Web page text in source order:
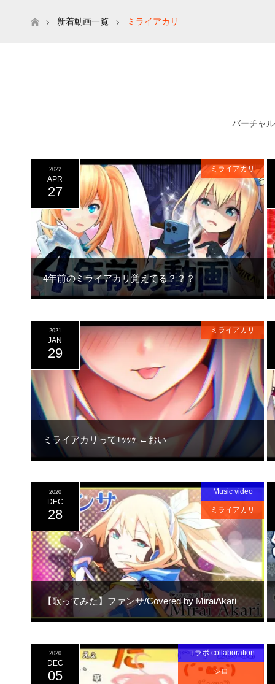
ホーム新着動画一覧 ミライアカリ
バーチャ
4年前のミライアカリ覚えてる？？？
2022
APR
27
ミライアカリ
ミライアカリってｴｯｯｯ ←おい
2021
JAN
29
ミライアカリ
【歌ってみた】ファンサ/Covered by MiraiAkari
2020
DEC
28
Music video
ミライアカリ
2020
DEC
05
コラボ collaboration
シロ